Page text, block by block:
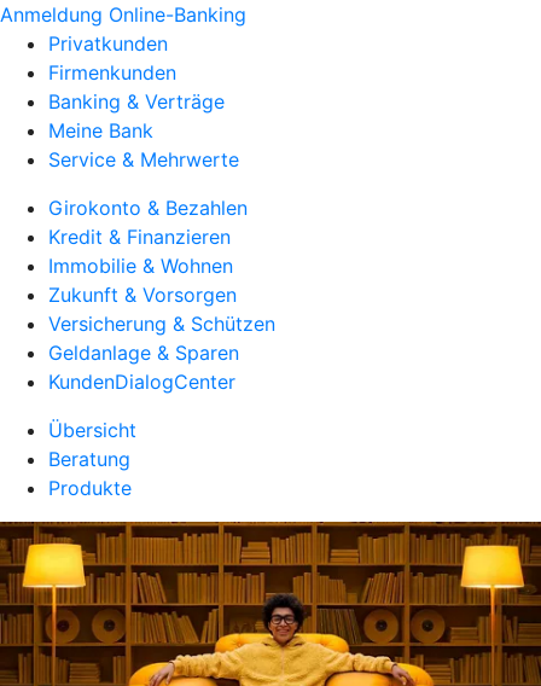
Anmeldung Online-Banking
Privatkunden
Firmenkunden
Banking & Verträge
Meine Bank
Service & Mehrwerte
Girokonto & Bezahlen
Kredit & Finanzieren
Immobilie & Wohnen
Zukunft & Vorsorgen
Versicherung & Schützen
Geldanlage & Sparen
KundenDialogCenter
Übersicht
Beratung
Produkte